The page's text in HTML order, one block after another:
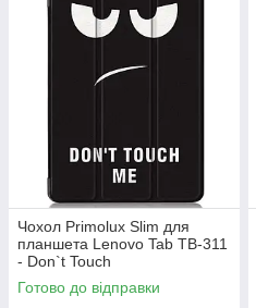
Чохол Primolux Slim для
планшета Lenovo Tab TB-311
- Don`t Touch
Готово до відправки